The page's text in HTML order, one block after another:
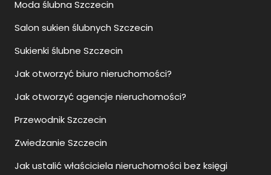
Moda ślubna Szczecin
Salon sukien ślubnych Szczecin
Sukienki ślubne Szczecin
Jak otworzyć biuro nieruchomości?
Jak otworzyć agencje nieruchomości?
Przewodnik Szczecin
Zwiedzanie Szczecin
Jak ustalić właściciela nieruchomości bez księgi